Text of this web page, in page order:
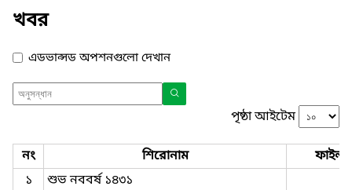
খবর
এডভান্সড অপশনগুলো দেখান
পৃষ্ঠা আইটেম
নং শিরোনাম
ফাইল
১
শুভ নববর্ষ ১৪৩১